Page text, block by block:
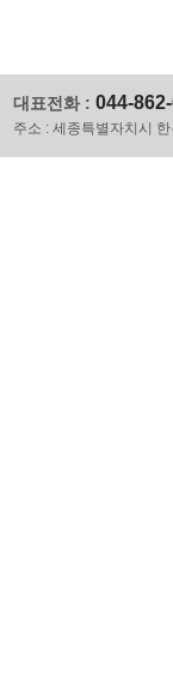
대표전화 : 044-
주소 : 세종특별자치시